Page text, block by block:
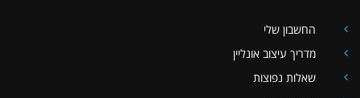
החשבון שלי
מדריך עיצוב אונליין
שאלות נפוצות